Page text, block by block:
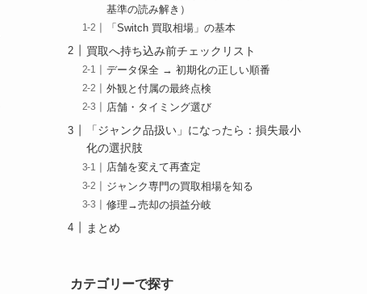
基準の読み解き）
「Switch 買取相場」の基本
買取へ持ち込み前チェックリスト
データ保全 → 初期化の正しい順番
外観と付属の最終点検
店舗・タイミング選び
「ジャンク品扱い」になったら：損失最小
化の選択肢
店舗を変えて再査定
ジャンク専門の買取相場を知る
修理→売却の損益分岐
まとめ
カテゴリーで探す